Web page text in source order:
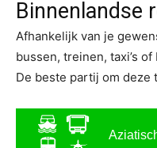
Binnenlandse
Afhankelijk van je
bussen, treinen, taxi’s
De beste partij om deze